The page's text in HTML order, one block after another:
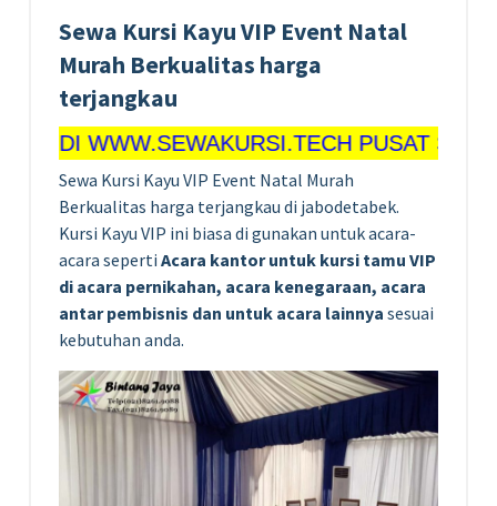
Sewa Kursi Kayu VIP Event Natal
Murah Berkualitas harga
terjangkau
PUSAT SEWA
Sewa Kursi Kayu VIP Event Natal Murah
Berkualitas harga terjangkau di jabodetabek.
Kursi Kayu VIP ini biasa di gunakan untuk acara-
acara seperti Acara kantor untuk kursi tamu VIP
di acara pernikahan, acara kenegaraan, acara
antar pembisnis dan untuk acara lainnya sesuai
kebutuhan anda.